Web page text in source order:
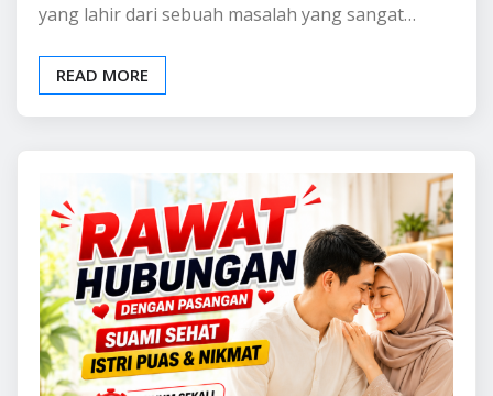
yang lahir dari sebuah masalah yang sangat…
READ MORE